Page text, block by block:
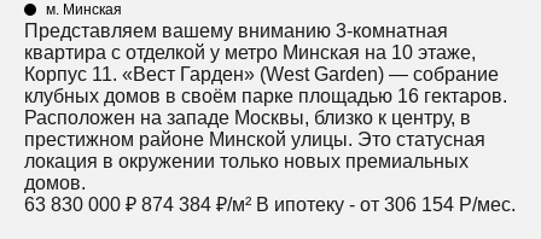
м. Минская
Представляем вашему вниманию 3-комнатная
квартира с отделкой у метро Минская на 10 этаже,
Корпус 11. «Вест Гарден» (West Garden) — собрание
клубных домов в своём парке площадью 16 гектаров.
Расположен на западе Москвы, близко к центру, в
престижном районе Минской улицы. Это статусная
локация в окружении только новых премиальных
домов.
63 830 000 ₽ 874 384 ₽/м² В ипотеку - от 306 154 Р/мес.